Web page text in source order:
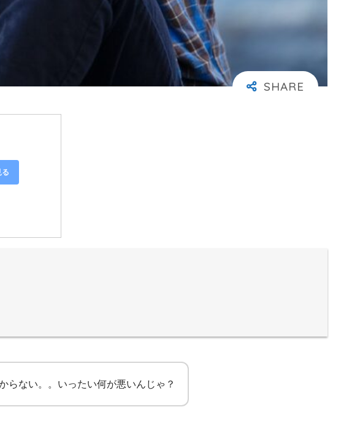
らない。。いったい何が悪いんじゃ？